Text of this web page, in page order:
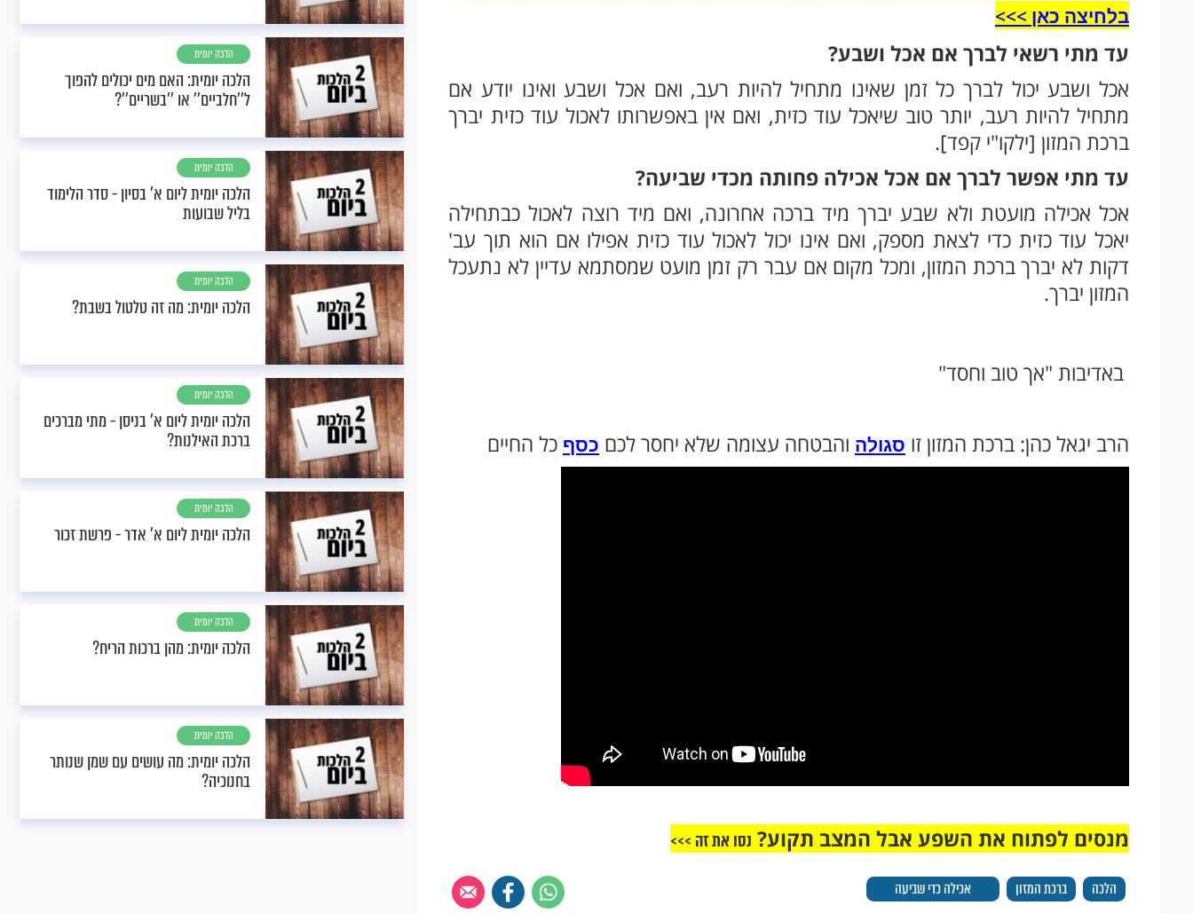
בלחיצה כאן >>>​
עד מתי רשאי לברך אם אכל ושבע?
אכל ושבע יכול לברך כל זמן שאינו מתחיל להיות רעב, ואם אכל ושבע ואינו יודע אם
מתחיל להיות רעב, יותר טוב שיאכל עוד כזית, ואם אין באפשרותו לאכול עוד כזית יברך
ברכת המזון [ילקו"י קפד].
עד מתי אפשר לברך אם אכל אכילה פחותה מכדי שביעה?
אכל אכילה מועטת ולא שבע יברך מיד ברכה אחרונה, ואם מיד רוצה לאכול כבתחילה
יאכל עוד כזית כדי לצאת מספק, ואם אינו יכול לאכול עוד כזית אפילו אם הוא תוך עב'
דקות לא יברך ברכת המזון, ומכל מקום אם עבר רק זמן מועט שמסתמא עדיין לא נתעכל
המזון יברך.
באדיבות "אך טוב וחסד"
הרב יגאל כהן: ברכת המזון זו סגולה והבטחה עצומה שלא יחסר לכם כסף כל החיים
הלכה ברכת המזון אכילה כדי שביעה
מנסים לפתוח את השפע אבל המצב תקוע? נסו את זה >>>
הלכה יומית
הלכה יומית: האם מים יכולים להפוך
ל''חלביים'' או ''בשריים''?
הלכה יומית
הלכה יומית ליום א’ בסיון - סדר הלימוד
בליל שבועות
הלכה יומית
הלכה יומית: מה זה טלטול בשבת?
הלכה יומית
הלכה יומית ליום א’ בניסן - מתי מברכים
ברכת האילנות?
הלכה יומית
הלכה יומית ליום א’ אדר - פרשת זכור
הלכה יומית
הלכה יומית: מהן ברכות הריח?
הלכה יומית
הלכה יומית: מה עושים עם שמן שנותר
בחנוכיה?